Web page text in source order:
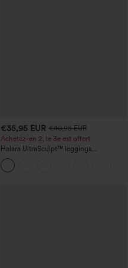
€35,95 EUR €40,95 EUR
Achetez-en 2, le 3e est offert
Halara UltraSculpt™ leggings
d'entraînement taille haute — fronces
liftantes pour le fessier, maintien gainant
du ventre et poche